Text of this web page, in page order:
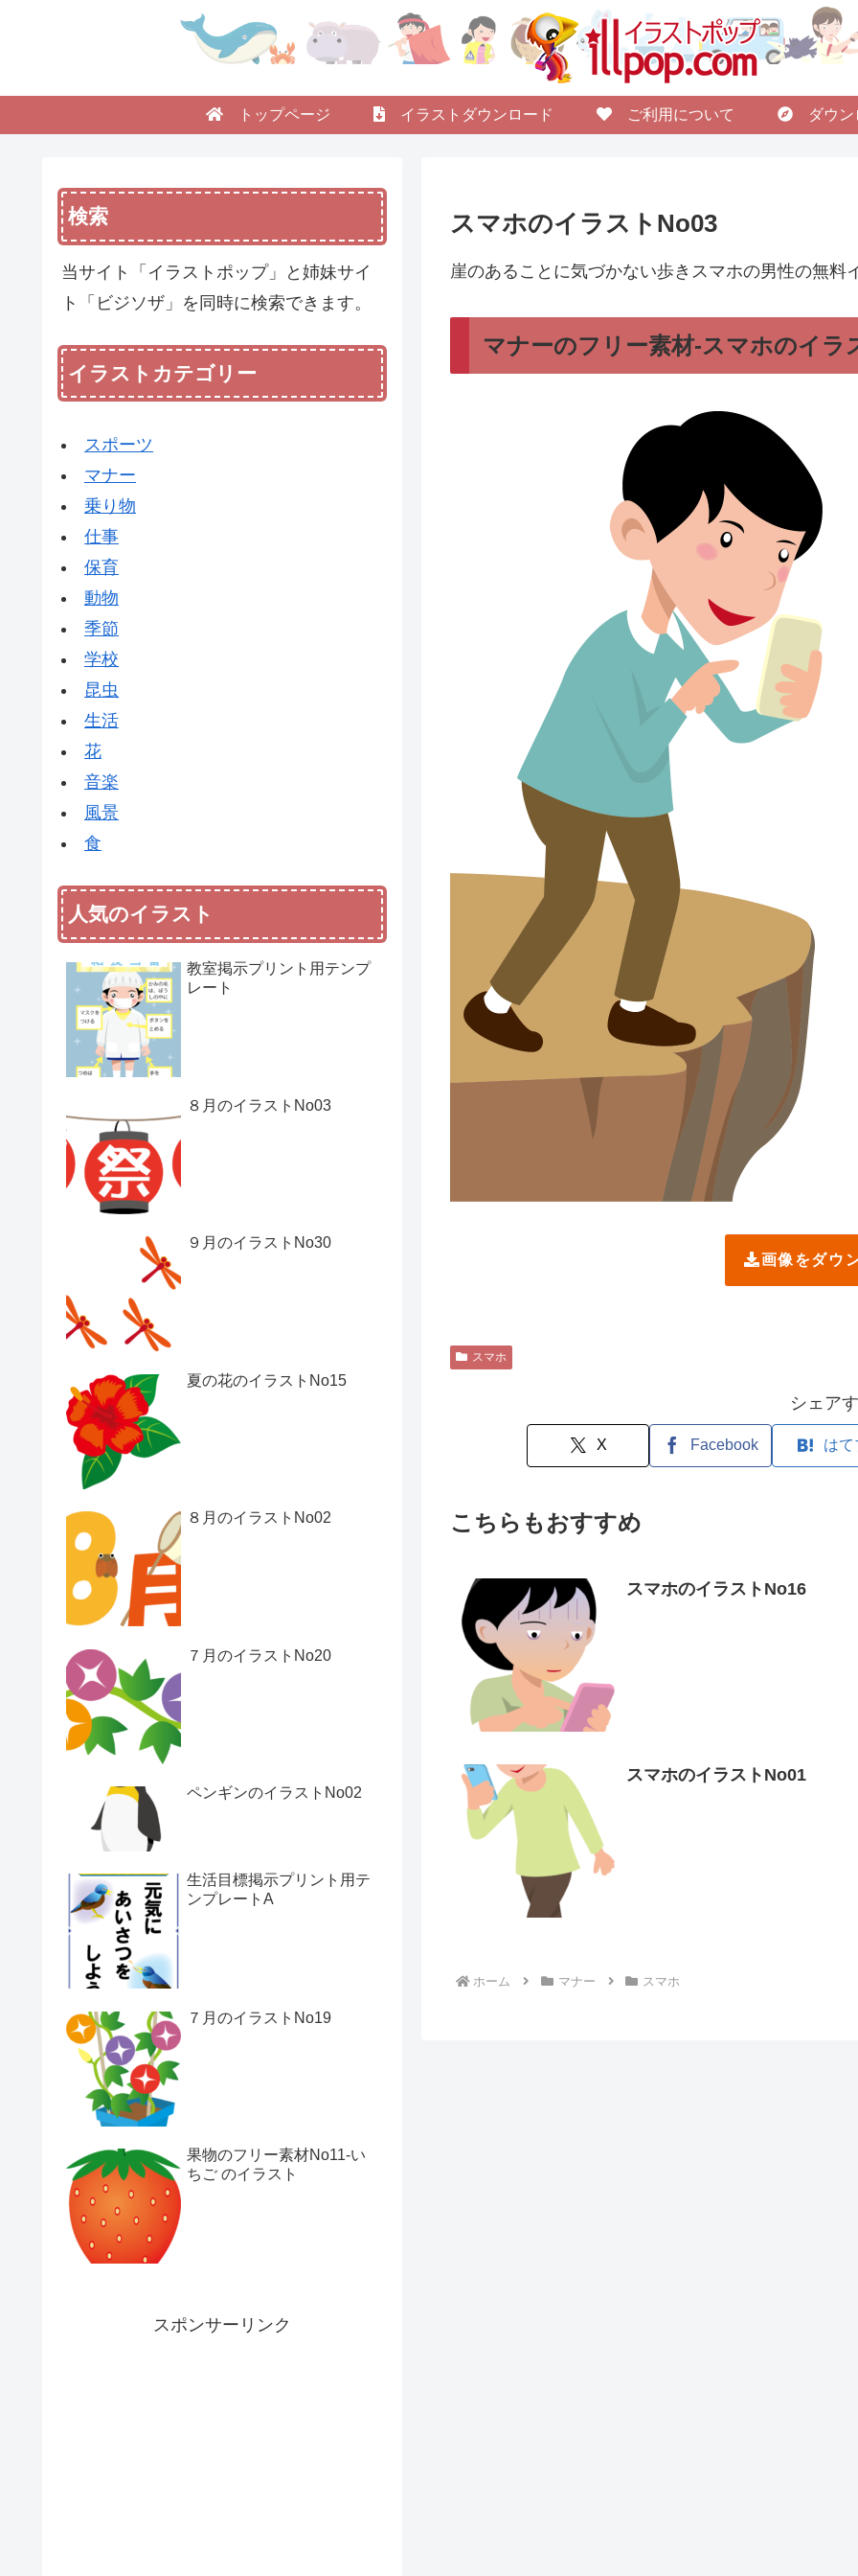
トップページ イラストダウンロード ご利用について ダウン
スマホのイラストNo03
崖のあることに気づかない歩きスマホの男性の無料
マナーのフリー素材-スマホのイラ
画像をダウ
スマホ
シェア
X Facebook はて
こちらもおすすめ
スマホのイラストNo16
スマホのイラストNo01
ホーム マナー スマホ
検索
当サイト「イラストポップ」と姉妹サイ
ト「ビジソザ」を同時に検索できます。
イラストカテゴリー
スポーツ
マナー
乗り物
仕事
保育
動物
季節
学校
昆虫
生活
花
音楽
風景
食
人気のイラスト
教室掲示プリント用テンプ
レート
８月のイラストNo03
９月のイラストNo30
夏の花のイラストNo15
８月のイラストNo02
７月のイラストNo20
ペンギンのイラストNo02
生活目標掲示プリント用テ
ンプレートA
７月のイラストNo19
果物のフリー素材No11-い
ちご のイラスト
スポンサーリンク